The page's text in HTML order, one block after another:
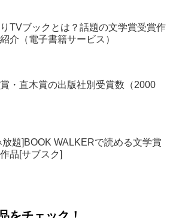
TVブックとは？話題の文学賞受賞作
介（電子書籍サービス）
・直木賞の出版社別受賞数（2000
放題]BOOK WALKERで読める文学賞
品[サブスク]
をチェック！